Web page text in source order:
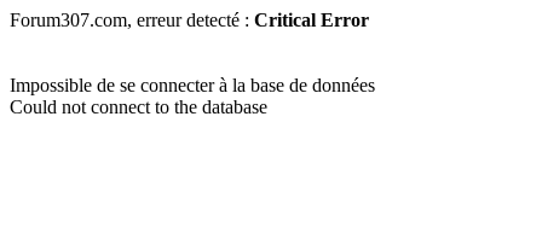
Forum307.com, erreur detecté : Critical Error
Impossible de se connecter à la base de données
Could not connect to the database